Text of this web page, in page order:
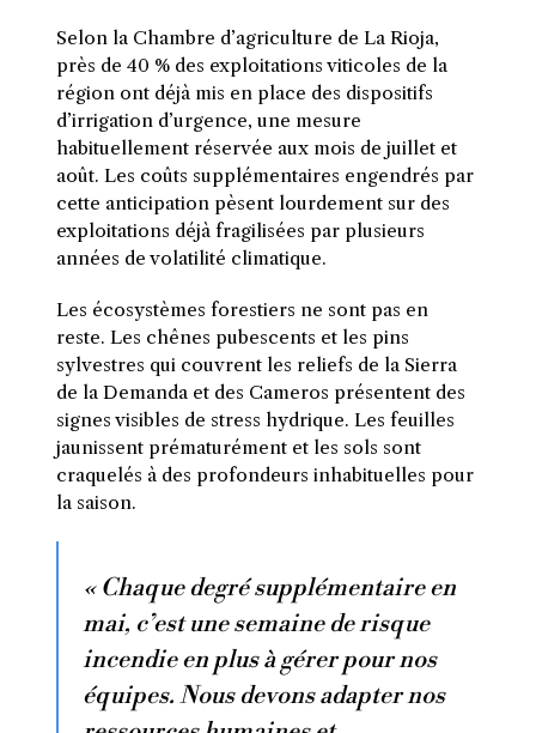
Selon la Chambre d’agriculture de La Rioja,
près de 40 % des exploitations viticoles de la
région ont déjà mis en place des dispositifs
d’irrigation d’urgence, une mesure
habituellement réservée aux mois de juillet et
août. Les coûts supplémentaires engendrés par
cette anticipation pèsent lourdement sur des
exploitations déjà fragilisées par plusieurs
années de volatilité climatique.
Les écosystèmes forestiers ne sont pas en
reste. Les chênes pubescents et les pins
sylvestres qui couvrent les reliefs de la Sierra
de la Demanda et des Cameros présentent des
signes visibles de stress hydrique. Les feuilles
jaunissent prématurément et les sols sont
craquelés à des profondeurs inhabituelles pour
la saison.
« Chaque degré supplémentaire en
mai, c’est une semaine de risque
incendie en plus à gérer pour nos
équipes. Nous devons adapter nos